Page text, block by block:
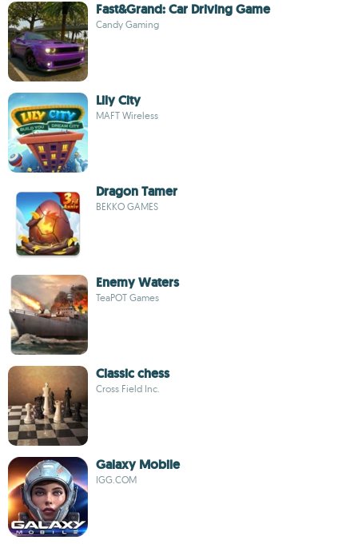
Fast&Grand: Car Driving Game
Candy Gaming
Lily City
MAFT Wireless
Dragon Tamer
BEKKO GAMES
Enemy Waters
TeaPOT Games
Classic chess
Cross Field Inc.
Galaxy Mobile
IGG.COM